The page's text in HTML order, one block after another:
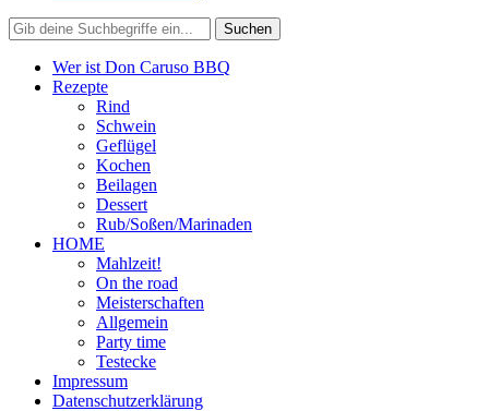
Wer ist Don Caruso BBQ
Rezepte
Rind
Schwein
Geflügel
Kochen
Beilagen
Dessert
Rub/Soßen/Marinaden
HOME
Mahlzeit!
On the road
Meisterschaften
Allgemein
Party time
Testecke
Impressum
Datenschutzerklärung